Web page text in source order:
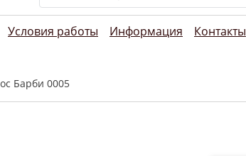
Условия работы Информация Контакты
Барби 0005